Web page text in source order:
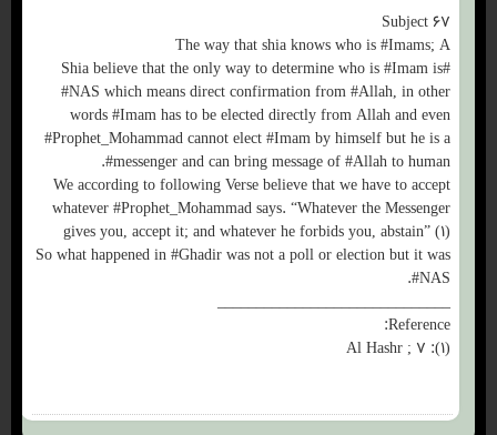
Subject 67
The way that shia knows who is #Imams; A
#Shia believe that the only way to determine who is #Imam is
#NAS which means direct confirmation from #Allah, in other
words #Imam has to be elected directly from Allah and even
#Prophet_Mohammad cannot elect #Imam by himself but he is a
#messenger and can bring message of #Allah to human.
We according to following Verse believe that we have to accept
whatever #Prophet_Mohammad says. “Whatever the Messenger
gives you, accept it; and whatever he forbids you, abstain” (۱)
So what happened in #Ghadir was not a poll or election but it was
#NAS.
______________________________
Reference:
(۱): Al Hashr ; 7